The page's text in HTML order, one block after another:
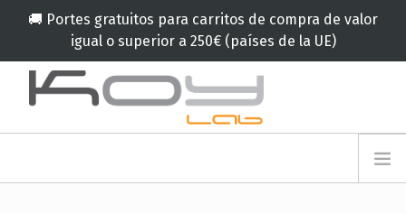
🚚 Portes gratuitos para carritos de compra de valor
igual o superior a 250€ (países de la UE)